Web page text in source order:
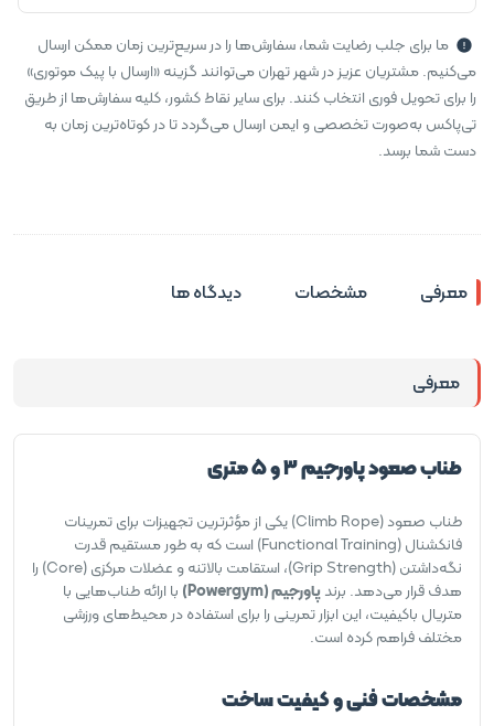
ما برای جلب رضایت شما، سفارش‌ها را در سریع‌ترین زمان ممکن ارسال
می‌کنیم. مشتریان عزیز در شهر تهران می‌توانند گزینه «ارسال با پیک موتوری»
را برای تحویل فوری انتخاب کنند. برای سایر نقاط کشور، کلیه سفارش‌ها از طریق
تی‌پاکس به‌صورت تخصصی و ایمن ارسال می‌گردد تا در کوتاه‌ترین زمان به
دست شما برسد.
معرفی مشخصات دیدگاه ها
معرفی
طناب صعود پاورجیم 3 و 5 متری
طناب صعود (Climb Rope) یکی از مؤثرترین تجهیزات برای تمرینات
فانکشنال (Functional Training) است که به طور مستقیم قدرت
نگه‌داشتن (Grip Strength)، استقامت بالاتنه و عضلات مرکزی (Core) را
هدف قرار می‌دهد. برندپاورجیم (Powergym)
با ارائه طناب‌هایی با
متریال باکیفیت، این ابزار تمرینی را برای استفاده در محیط‌های ورزشی
مختلف فراهم کرده است.
مشخصات فنی و کیفیت ساخت